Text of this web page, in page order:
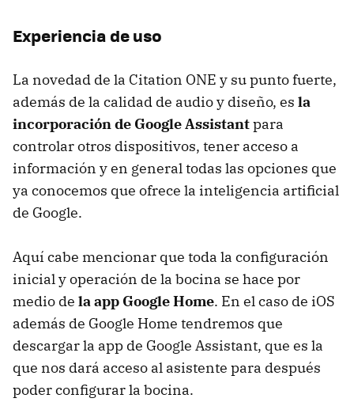
Experiencia de uso
La novedad de la Citation ONE y su punto fuerte,
además de la calidad de audio y diseño, es la
incorporación de Google Assistantpara
controlar otros dispositivos, tener acceso a
información y en general todas las opciones que
ya conocemos que ofrece la inteligencia artificial
de Google.
Aquí cabe mencionar que toda la configuración
inicial y operación de la bocina se hace por
medio de la app Google Home. En el caso de iOS
además de Google Home tendremos que
descargar la app de Google Assistant, que es la
que nos dará acceso al asistente para después
poder configurar la bocina.